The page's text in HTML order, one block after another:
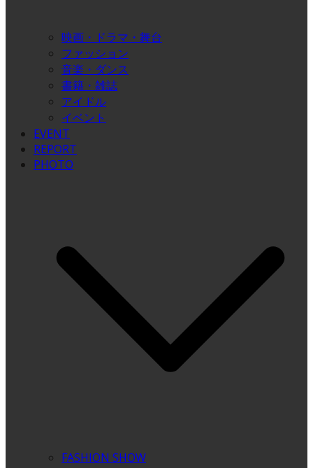
映画・ドラマ・舞台
ファッション
音楽・ダンス
書籍・雑誌
アイドル
イベント
EVENT
REPORT
PHOTO
FASHION SHOW